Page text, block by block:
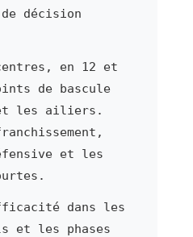
décision
en 12 et
de bascule
les ailiers.
et les
dans les
et les phases